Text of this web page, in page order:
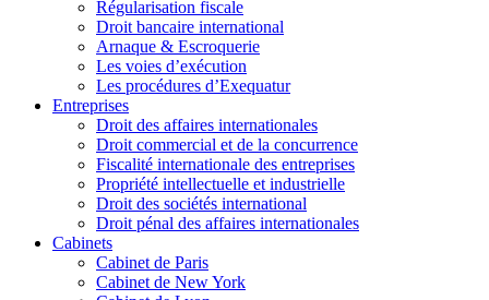
Régularisation fiscale
Droit bancaire international
Arnaque & Escroquerie
Les voies d’exécution
Les procédures d’Exequatur
Entreprises
Droit des affaires internationales
Droit commercial et de la concurrence
Fiscalité internationale des entreprises
Propriété intellectuelle et industrielle
Droit des sociétés international
Droit pénal des affaires internationales
Cabinets
Cabinet de Paris
Cabinet de New York